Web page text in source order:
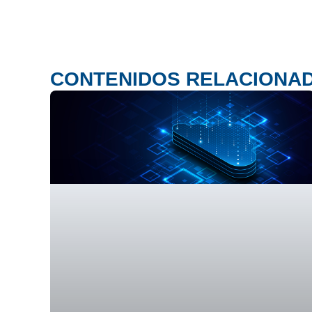
CONTENIDOS